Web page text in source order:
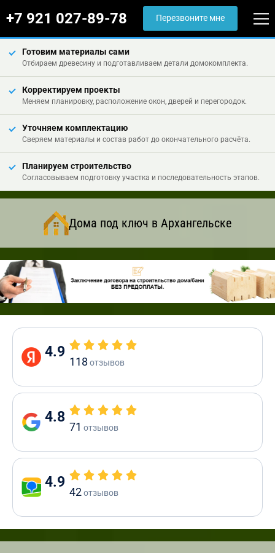
+7 921 027-89-78 Перезвоните мне
Готовим материалы сами
Отбираем древесину и подготавливаем детали домокомплекта.
Корректируем проекты
Меняем планировку, расположение окон, дверей и перегородок.
Уточняем комплектацию
Сверяем материалы и состав работ до окончательного расчёта.
Планируем строительство
Согласовываем подготовку участка и последовательность этапов.
Дома под ключ в Архангельске
4.9
118 отзывов
4.8
71 отзывов
4.9
42отзывов